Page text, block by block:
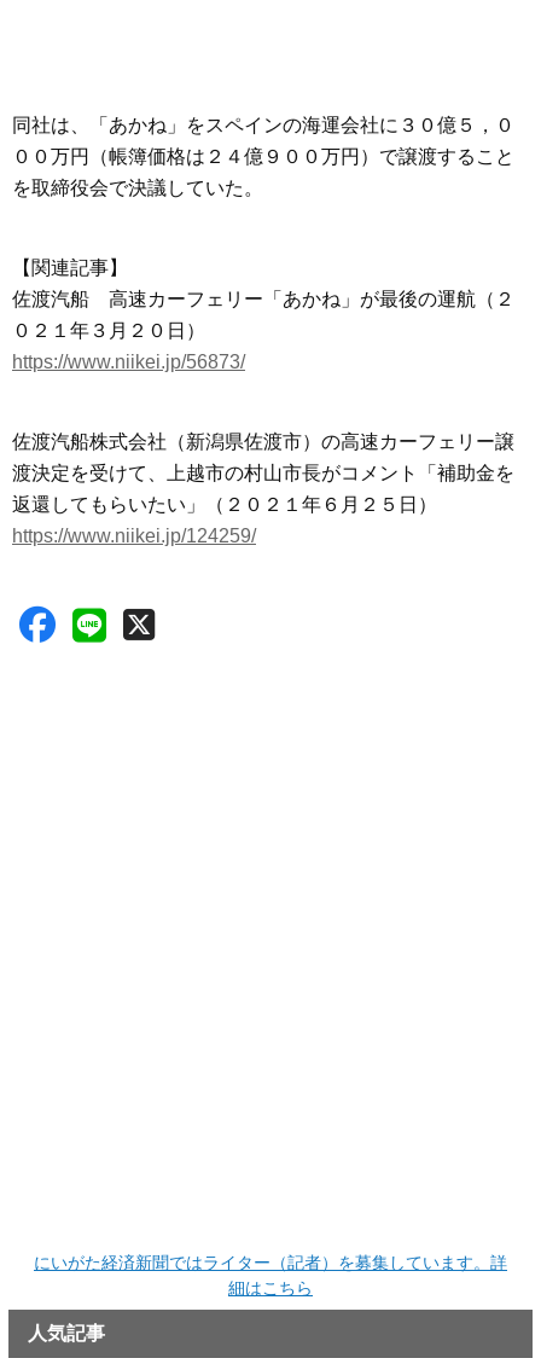
同社は、「あかね」をスペインの海運会社に３０億５，０
００万円（帳簿価格は２４億９００万円）で譲渡すること
を取締役会で決議していた。
【関連記事】
佐渡汽船 高速カーフェリー「あかね」が最後の運航（２
０２１年３月２０日）
https://www.niikei.jp/56873/
佐渡汽船株式会社（新潟県佐渡市）の高速カーフェリー譲
渡決定を受けて、上越市の村山市長がコメント「補助金を
返還してもらいたい」（２０２１年６月２５日）
https://www.niikei.jp/124259/
にいがた経済新聞ではライター（記者）を募集しています。詳
細はこちら
人気記事